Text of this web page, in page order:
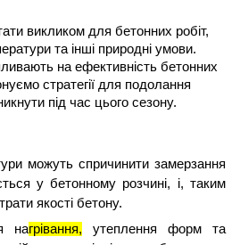
викликом для бетонних робіт,
та інші природні умови.
на ефективність бетонних
стратегії для подолання
під час цього сезону.
можуть спричинити замерзання
у бетонному розчині, і, таким
якості бетону.
нагрівання, утеплення форм та